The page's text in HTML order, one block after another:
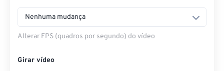
Nenhuma mudança
Alterar FPS (quadros por segundo) do vídeo
Girar vídeo